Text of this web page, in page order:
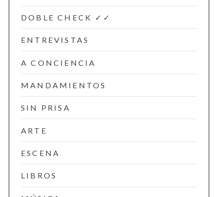
DOBLE CHECK ✓✓
ENTREVISTAS
A CONCIENCIA
MANDAMIENTOS
SIN PRISA
ARTE
ESCENA
LIBROS